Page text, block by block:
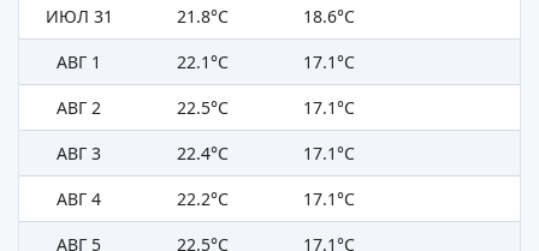
ИЮЛ 31
21.8°C
18.6°C
АВГ 1
22.1°C
17.1°C
АВГ 2
22.5°C
17.1°C
АВГ 3
22.4°C
17.1°C
АВГ 4
22.2°C
17.1°C
АВГ 5
22.5°C 17.1°C